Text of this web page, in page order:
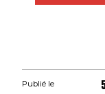
Publié le